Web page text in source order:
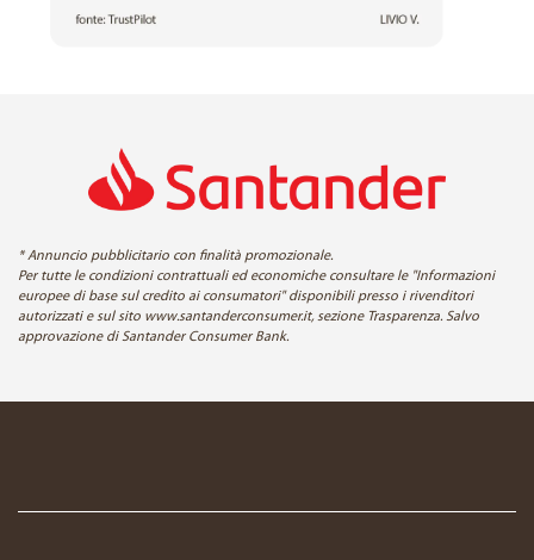
* Annuncio pubblicitario con finalità promozionale.
Per tutte le condizioni contrattuali ed economiche consultare le "Informazioni
europee di base sul credito ai consumatori" disponibili presso i rivenditori
autorizzati e sul sito www.santanderconsumer.it, sezione Trasparenza. Salvo
approvazione di Santander Consumer Bank.